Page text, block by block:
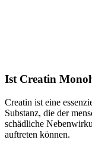
Ist Creatin
Creatin ist eine
Substanz, die der
schädliche
auftreten können.